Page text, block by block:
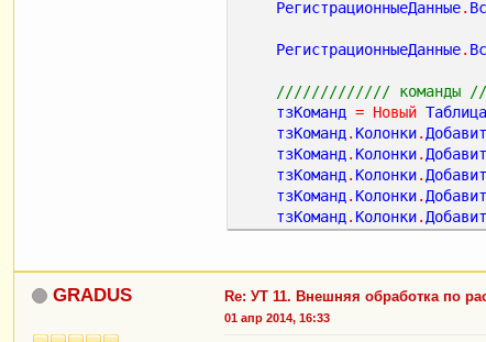
РегистрационныеДанные.
РегистрационныеДанные.
/////////////
тзКоманд = Новый
тзКоманд . Колонки.
тзКоманд . Колонки.
тзКоманд . Колонки.
тзКоманд . Колонки.
тзКоманд . Колонки.
строкаКоманды.
строкаКоманды.
строкаКоманды
GRADUS Re: УТ 11. Внешняя обработка по
01 апр 2014, 16:33